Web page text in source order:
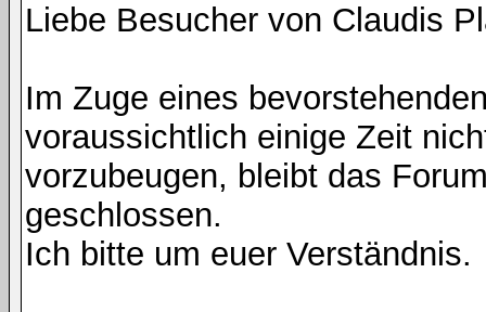
Liebe Besucher von Claudis
Im Zuge eines
voraussichtlich einige Zeit
vorzubeugen, bleibt das
geschlossen.
Ich bitte um euer Verständnis.